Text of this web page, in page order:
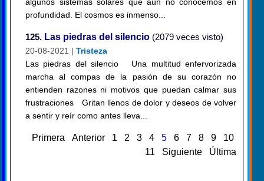
profundidad. El cosmos es inmenso...
125. Las piedras del silencio (2079 veces visto)
20-08-2021 | Tristeza
Las piedras del silencio Una multitud enfervorizada
marcha al compas de la pasión de su corazón no
entienden razones ni motivos que puedan calmar sus
frustraciones Gritan llenos de dolor y deseos de volver
a sentir y reír como antes lleva...
Primera Anterior 1 2 3 4 5 6 7 8 9
10
11
Siguiente Última